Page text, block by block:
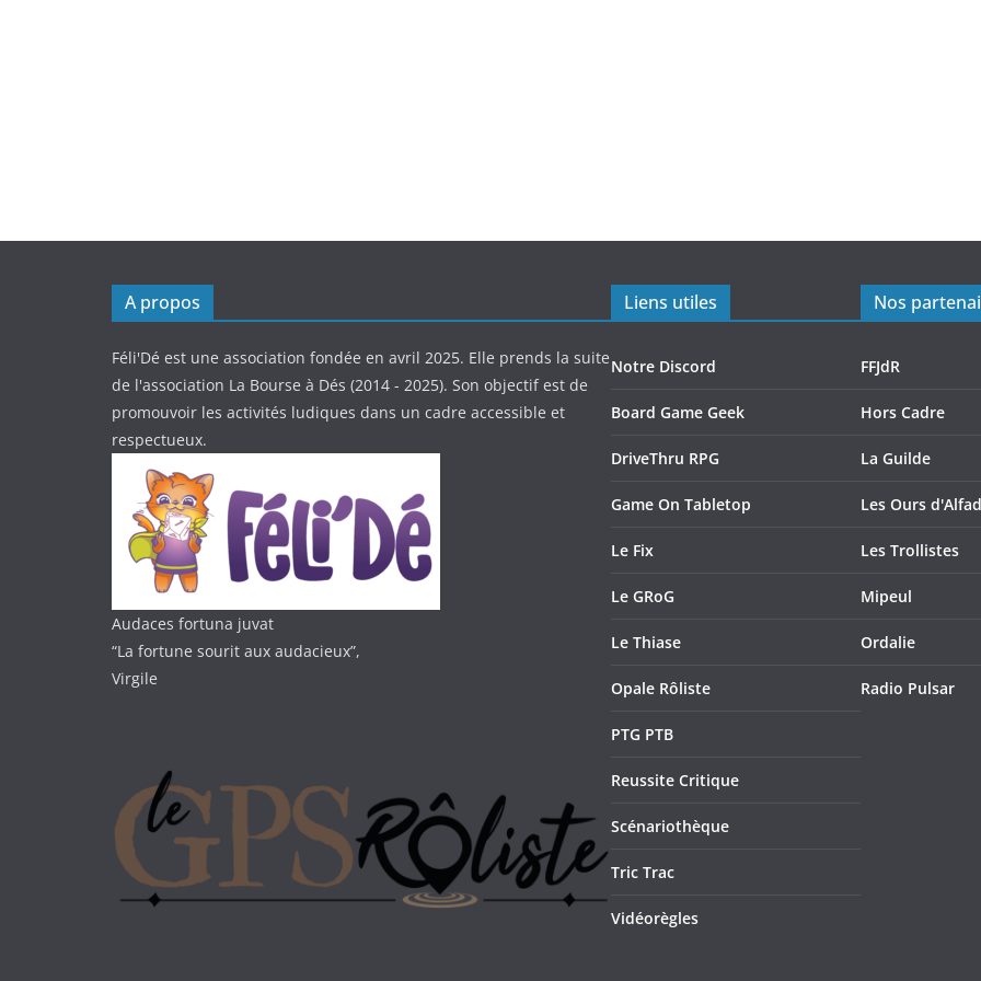
A propos
Féli'Dé est une association fondée en avril 2025. Elle prends la suite
de l'association La Bourse à Dés (2014 - 2025). Son objectif est de
promouvoir les activités ludiques dans un cadre accessible et
respectueux.
Audaces fortuna juvat
“La fortune sourit aux audacieux”,
Virgile
Liens utiles
Notre Discord
Board Game Geek
DriveThru RPG
Game On Tabletop
Le Fix
Le GRoG
Le Thiase
Opale Rôliste
PTG PTB
Reussite Critique
Scénariothèque
Tric Trac
Vidéorègles
Nos
FFJdR
Hors Cadre
La Guilde
Les Ours
Les Trollistes
Mipeul
Ordalie
Radio Pulsar